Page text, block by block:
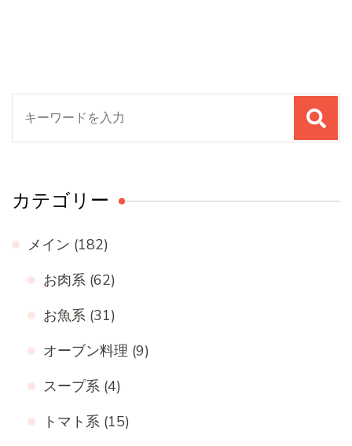
カテゴリー
メイン (182)
お肉系 (62)
お魚系 (31)
オーブン料理 (9)
スープ系 (4)
トマト系 (15)